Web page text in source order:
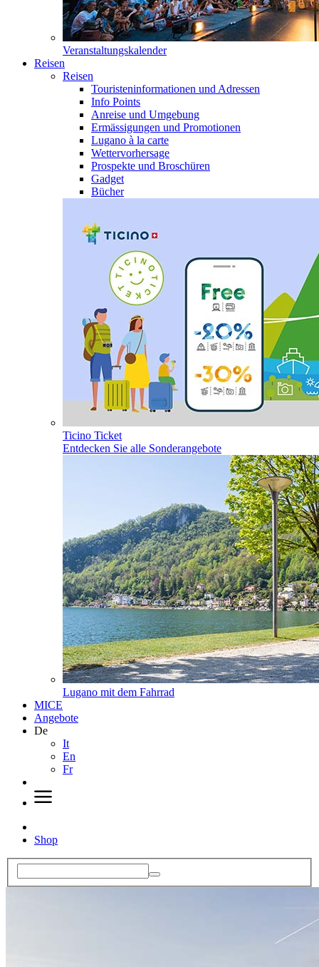
Veranstaltungskalender
Reisen
Reisen
Touristeninformationen und Adressen
Info Points
Anreise und Umgebung
Ermässigungen und Promotionen
Lugano à la carte
Wettervorhersage
Prospekte und Broschüren
Gadget
Bücher
Ticino Ticket
Entdecken Sie alle Sonderangebote
Lugano mit dem Fahrrad
MICE
Angebote
De
It
En
Fr
Shop